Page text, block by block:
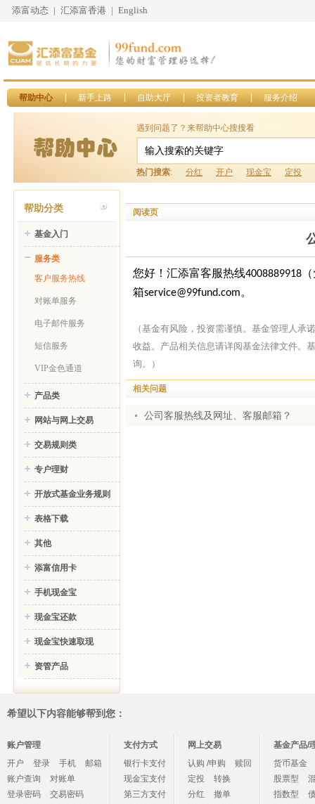
添富动态 | 汇添富香港 | English
帮助中心 新手上路 自助大厅 投资者教育 服务介绍
遇到问题了？来帮助中心搜搜看
热门搜索: 分红 开户 现金宝 定投
帮助分类
基金入门
服务类
客户服务热线
对账单服务
电子邮件服务
短信服务
VIP金色通道
产品类
网站与网上交易
交易规则类
专户理财
开放式基金业务规则
表格下载
其他
添富信用卡
手机现金宝
现金宝还款
现金宝快速取现
资管产品
阅读页
您好！汇添富客服热线4008889918
箱service@99fund.com。
（基金有风险，投资需谨慎。基金管理人
收益。产品相关信息请详阅基金法律文件。
询。）
相关问题
公司客服热线及网址、客服邮箱？
希望以下内容能够帮到您：
账户管理
开户
登录 手机
邮箱
账户查询
对账单
登录密码
交易密码
支付方式
银行卡支付
现金宝支付
第三方支付
网上交易
认购 /申购
赎回
定投
转换
分红
撤单
基金产品/
货币基金
股票型
指数型